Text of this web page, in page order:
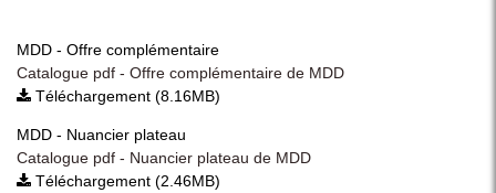
MDD - Offre complémentaire
Catalogue pdf - Offre complémentaire de MDD
Téléchargement (8.16MB)
MDD - Nuancier plateau
Catalogue pdf - Nuancier plateau de MDD
Téléchargement (2.46MB)